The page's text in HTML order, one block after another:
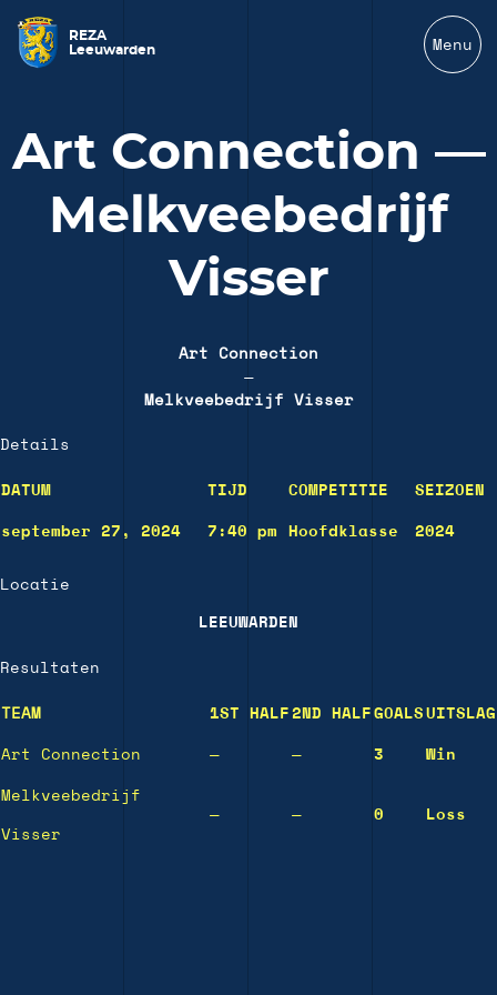
REZA
Leeuwarden
Menu
Art Connection —
Melkveebedrijf
Visser
Art Connection
—
Melkveebedrijf Visser
Details
DATUM TIJD COMPETITIE SEIZOEN
september 27, 2024 7:40 pm Hoofdklasse 2024
Locatie
LEEUWARDEN
Resultaten
TEAM 1ST HALF 2ND HALF GOALS UITSLAG
Art Connection — — 3 Win
Melkveebedrijf
Visser
— — 0 Loss